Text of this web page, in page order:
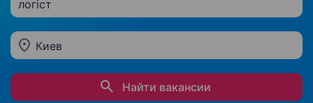
логіст
Киев
Найти вакансии